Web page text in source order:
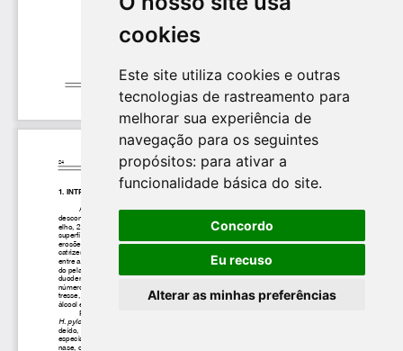
cookies
Este site utiliza cookies e outras
tecnologias de rastreamento para
melhorar sua experiência de
navegação para os seguintes
propósitos: para ativar a
funcionalidade básica do site.
Concordo
Eu recuso
Alterar as minhas preferências